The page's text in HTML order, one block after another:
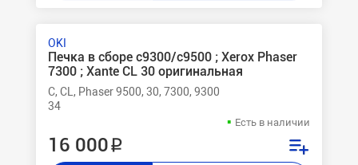
OKI
Печка в сборе c9300/c9500 ; Xerox Phaser
7300 ; Xante CL 30 оригинальная
C, CL, Phaser 9500, 30, 7300, 9300
34
Есть в наличии
16 000 ₽